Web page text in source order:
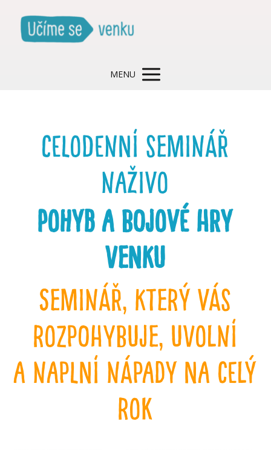
MENU
CELODENNÍ SEMINÁŘ
naživo
pohyb a bojové hry
venku
Seminář, který vás
rozpohybuje, uvolní
a naplní nápady na celý
rok